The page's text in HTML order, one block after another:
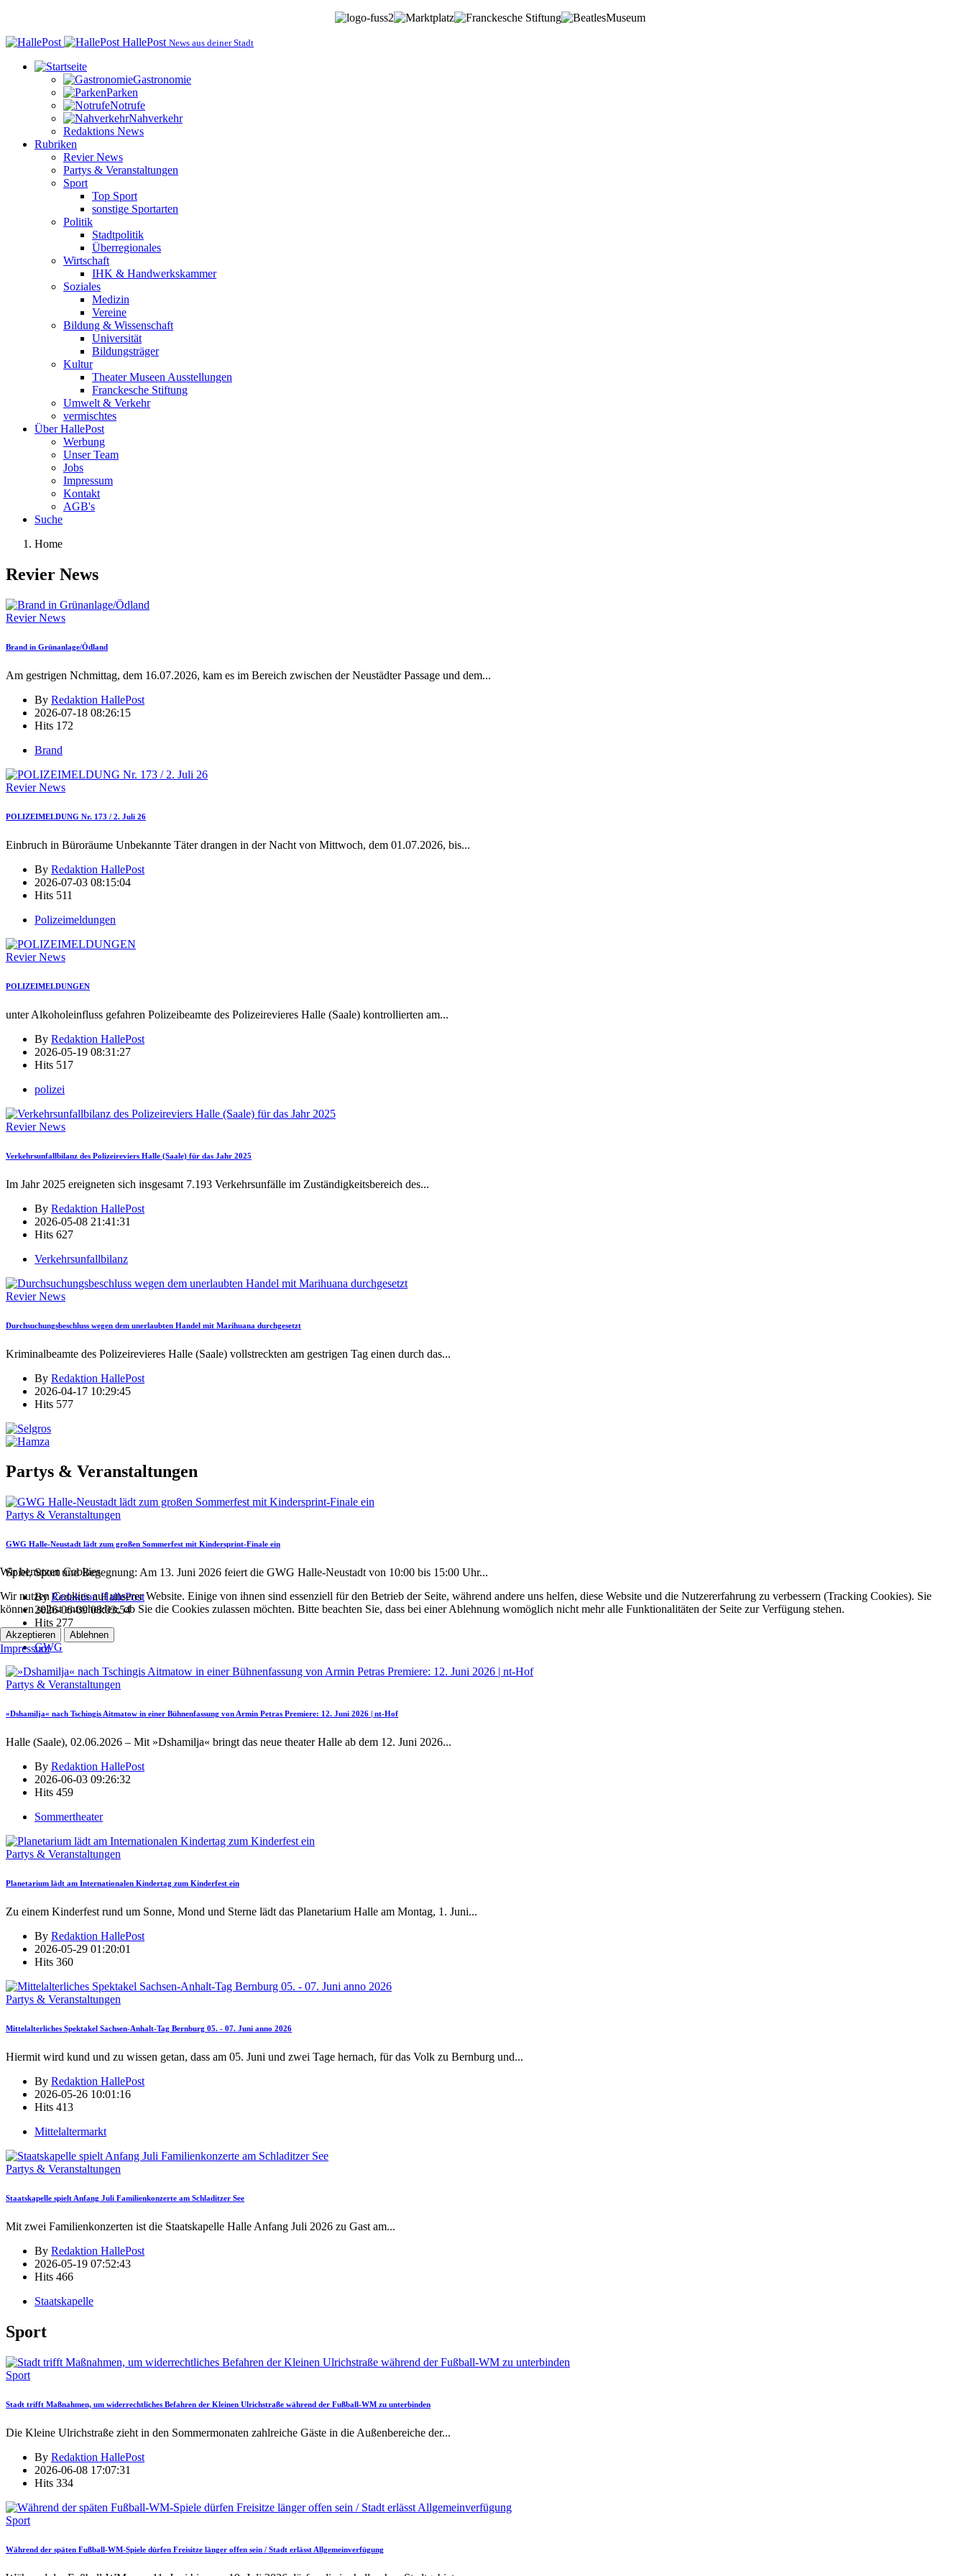
HallePost News aus deiner Stadt
Gastronomie
Parken
Notrufe
Nahverkehr
Redaktions News
Rubriken
Revier News
Partys & Veranstaltungen
Sport
Top Sport
sonstige Sportarten
Politik
Stadtpolitik
Überregionales
Wirtschaft
IHK & Handwerkskammer
Soziales
Medizin
Vereine
Bildung & Wissenschaft
Universität
Bildungsträger
Kultur
Theater Museen Ausstellungen
Franckesche Stiftung
Umwelt & Verkehr
vermischtes
Über HallePost
Werbung
Unser Team
Jobs
Impressum
Kontakt
AGB's
Suche
Home
Revier News
Revier News
Brand in Grünanlage/Ödland
Am gestrigen Nchmittag, dem 16.07.2026, kam es im Bereich zwischen der Neustädter Passage und dem...
By Redaktion HallePost
2026-07-18 08:26:15
Hits 172
Brand
Revier News
POLIZEIMELDUNG Nr. 173 / 2. Juli 26
Einbruch in Büroräume Unbekannte Täter drangen in der Nacht von Mittwoch, dem 01.07.2026, bis...
By Redaktion HallePost
2026-07-03 08:15:04
Hits 511
Polizeimeldungen
Revier News
POLIZEIMELDUNGEN
unter Alkoholeinfluss gefahren Polizeibeamte des Polizeirevieres Halle (Saale) kontrollierten am...
By Redaktion HallePost
2026-05-19 08:31:27
Hits 517
polizei
Revier News
Verkehrsunfallbilanz des Polizeireviers Halle (Saale) für das Jahr 2025
Im Jahr 2025 ereigneten sich insgesamt 7.193 Verkehrsunfälle im Zuständigkeitsbereich des...
By Redaktion HallePost
2026-05-08 21:41:31
Hits 627
Verkehrsunfallbilanz
Revier News
Durchsuchungsbeschluss wegen dem unerlaubten Handel mit Marihuana durchgesetzt
Kriminalbeamte des Polizeirevieres Halle (Saale) vollstreckten am gestrigen Tag einen durch das...
By Redaktion HallePost
2026-04-17 10:29:45
Hits 577
Partys & Veranstaltungen
Partys & Veranstaltungen
GWG Halle-Neustadt lädt zum großen Sommerfest mit Kindersprint-Finale ein
Spiel, Sport und Begegnung: Am 13. Juni 2026 feiert die GWG Halle-Neustadt von 10:00 bis 15:00 Uhr...
ByRedaktion HallePost
2026-06-09 08:03:54
Hits 277
GWG
Partys & Veranstaltungen
»Dshamilja« nach Tschingis Aitmatow in einer Bühnenfassung von Armin Petras Premiere: 12. Juni 2026 | nt-Hof
Halle (Saale), 02.06.2026 – Mit »Dshamilja« bringt das neue theater Halle ab dem 12. Juni 2026...
By Redaktion HallePost
2026-06-03 09:26:32
Hits 459
Sommertheater
Partys & Veranstaltungen
Planetarium lädt am Internationalen Kindertag zum Kinderfest ein
Zu einem Kinderfest rund um Sonne, Mond und Sterne lädt das Planetarium Halle am Montag, 1. Juni...
By Redaktion HallePost
2026-05-29 01:20:01
Hits 360
Partys & Veranstaltungen
Mittelalterliches Spektakel Sachsen-Anhalt-Tag Bernburg 05. - 07. Juni anno 2026
Hiermit wird kund und zu wissen getan, dass am 05. Juni und zwei Tage hernach, für das Volk zu Bernburg und...
By Redaktion HallePost
2026-05-26 10:01:16
Hits 413
Mittelaltermarkt
Partys & Veranstaltungen
Staatskapelle spielt Anfang Juli Familienkonzerte am Schladitzer See
Mit zwei Familienkonzerten ist die Staatskapelle Halle Anfang Juli 2026 zu Gast am...
By Redaktion HallePost
2026-05-19 07:52:43
Hits 466
Staatskapelle
Sport
Sport
Stadt trifft Maßnahmen, um widerrechtliches Befahren der Kleinen Ulrichstraße während der Fußball-WM zu unterbinden
Die Kleine Ulrichstraße zieht in den Sommermonaten zahlreiche Gäste in die Außenbereiche der...
By Redaktion HallePost
2026-06-08 17:07:31
Hits 334
Sport
Während der späten Fußball-WM-Spiele dürfen Freisitze länger offen sein / Stadt erlässt Allgemeinverfügung
Wir benutzen Cookies
Wir nutzen Cookies auf unserer Website. Einige von ihnen sind essenziell für den Betrieb der Seite, während andere uns helfen, diese Website und die Nutzererfahrung zu verbessern (Tracking Cookies). Sie
können selbst entscheiden, ob Sie die Cookies zulassen möchten. Bitte beachten Sie, dass bei einer Ablehnung womöglich nicht mehr alle Funktionalitäten der Seite zur Verfügung stehen.
Akzeptieren Ablehnen
Impressum